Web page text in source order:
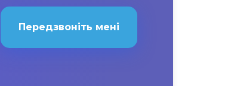
Передзвоніть мені